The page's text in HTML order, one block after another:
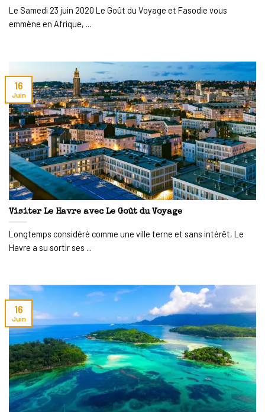
Le Samedi 23 juin 2020 Le Goût du Voyage et Fasodie vous
emmène en Afrique, ...
Visiter Le Havre avec Le Goût du Voyage
Longtemps considéré comme une ville terne et sans intérêt, Le
Havre a su sortir ses ...
16
Juin
16
Juin